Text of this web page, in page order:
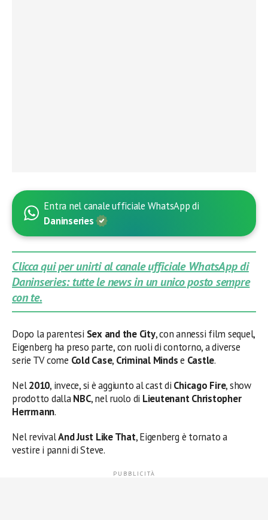
Entra nel canale ufficiale WhatsApp di
Daninseries
Clicca qui per unirti al canale ufficiale WhatsApp di
Daninseries: tutte le news in un unico posto sempre
con te.
Dopo la parentesi Sex and the City, con annessi film sequel,
Eigenberg ha preso parte, con ruoli di contorno, a diverse
serie TV come Cold Case, Criminal Mindse Castle.
Nel2010, invece, si è aggiunto al cast di Chicago Fire, show
prodotto dallaNBC, nel ruolo di Lieutenant Christopher
Herrmann.
Nel revivalAnd Just Like That, Eigenberg è tornato a
vestire i panni di Steve.